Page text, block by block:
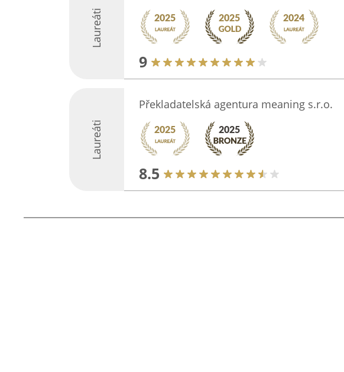
Laureáti
9
Laureáti
Překladatelská agentura meaning s.r.o.
8.5